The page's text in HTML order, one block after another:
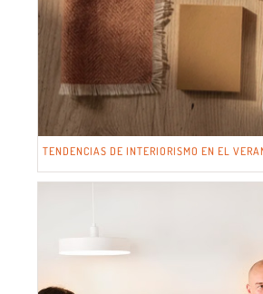
TENDENCIAS DE INTERIORISMO EN EL